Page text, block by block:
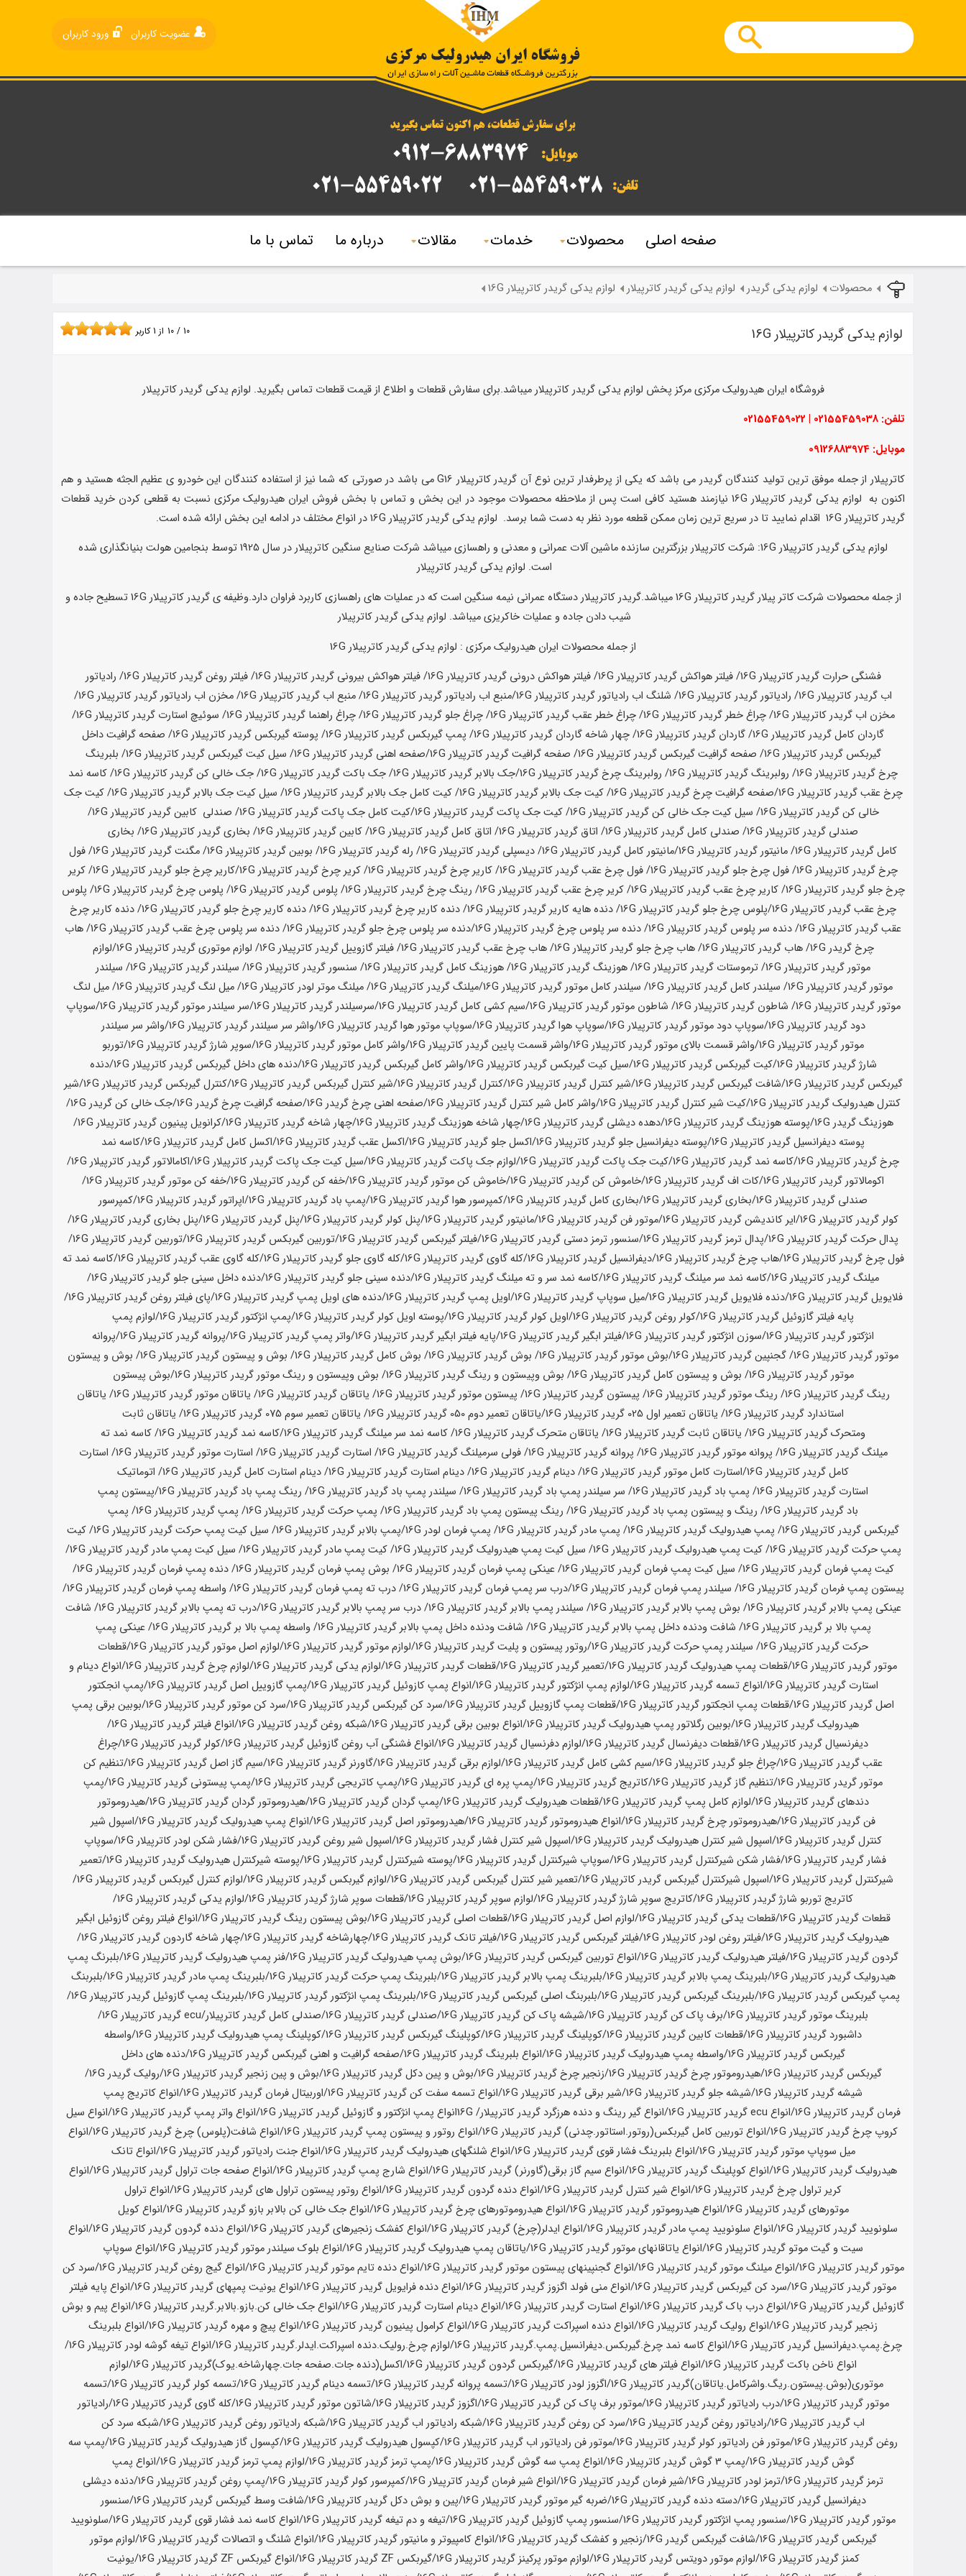
ورود کاربران عضویت کاربران
صفحه اصلی محصولات خدمات مقالات درباره ما تماس با ما
محصولات لوازم یدکی گریدر لوازم یدکی گریدر کاترپیلار لوازم یدکی گریدر کاترپیلار 16G
لوازم یدکی گریدر کاترپیلار 16G 10 / 10 از 1کاربر
فروشگاه ایران هیدرولیک مرکزی مرکز پخش لوازم یدکی گریدر کاترپیلار میباشد.برای سفارش قطعات و اطلاع از قیمت قطعات تماس بگیرید. لوازم یدکی گریدر کاترپیلار
تلفن: 02155459038 | 02155459022
موبایل: 09126883974
کاترپیلار از جمله موفق ترین تولید کنندگان گریدر می باشد که یکی از پرطرفدار ترین نوع آن گریدر کاترپیلار G16 می باشد در صورتی که شما نیز از استفاده کنندگان این خودرو ی عظیم الجثه هستید و هم
اکنون به لوازم یدکی گریدر کاترپیلار 16G نیازمند هستید کافی است پس از ملاحظه محصولات موجود در این بخش و تماس با بخش فروش ایران هیدرولیک مرکزی نسبت به قطعی کردن خرید قطعات
گریدر کاترپیلار 16G اقدام نمایید تا در سریع ترین زمان ممکن قطعه مورد نظر به دست شما برسد. لوازم یدکی گریدر کاترپیلار 16G در انواع مختلف در ادامه این بخش ارائه شده است.
لوازم یدکی گریدر کاترپیلار 16G: شرکت کاترپیلار بزرگترین سازنده ماشین آلات عمرانی و معدنی و راهسازی میباشد شرکت صنایع سنگین کاترپیلار در سال 1925 توسط بنجامین هولت بنیانگذاری شده
است. لوازم یدکی گریدر کاترپیلار
از جمله محصولات شرکت کاتر پیلار گریدر کاترپیلار 16G میباشد.گریدر کاترپیلار دستگاه عمرانی نیمه سنگین است که در عملیات های راهسازی کاربرد فراوان دارد.وظیفه ی گریدر کاترپیلار 16G تسطیح جاده و
شیب دادن جاده و عملیات خاکریزی میباشد. لوازم یدکی گریدر کاترپیلار
از جمله محصولات ایران هیدرولیک مرکزی : لوازم یدکی گریدر کاترپیلار 16G
فشنگی حرارت گریدر کاترپیلار 16G/ فیلتر هواکش گریدر کاترپیلار
/ فیلتر هواکش درونی گریدر کاترپیلار / فیلتر هواکش بیرونی گریدر کاترپیلار / فیلتر روغن گریدر کاترپیلار
/ رادیاتور
اب گریدر کاترپیلار16G / رادیاتور گریدر کاترپیلار16G / شلنگ اب رادیاتور گریدر کاترپیلار16G
/منبع اب رادیاتور گریدر کاترپیلار16G / منبع اب گریدر کاترپیلار16G / مخزن اب رادیاتور گریدر کاترپیلار16G
/
مخزن اب گریدر کاترپیلار
/ چراغ خطر گریدر کاترپیلار / چراغ خطر عقب گریدر کاترپیلار / چراغ جلو گریدر کاترپیلار / چراغ راهنما گریدر کاترپیلار / سوئیچ استارت گریدر کاترپیلار
/
گاردان کامل گریدر کاترپیلار16G / گاردان گریدر کاترپیلار16G / چهار شاخه گاردان گریدر کاترپیلار16G / پمپ گیربکس گریدر کاترپیلار16G / پوسته گیربکس گریدر کاترپیلار16G
/ صفحه گرافیت داخل
گیربکس گریدر کاترپیلار
/ صفحه گرافیت گیربکس گریدر کاترپیلار / صفحه گرافیت گریدر کاترپیلار /صفحه اهنی گریدر کاترپیلار / سیل کیت گیربکس گریدر کاترپیلار
/ بلبرینگ
چرخ گریدر کاترپیلار16G / رولبرینگ گریدر کاترپیلار16G / رولبرینگ چرخ گریدر کاترپیلار16G /جک بالابر گریدر کاترپیلار16G / جک باکت گریدر کاترپیلار16G / جک خالی کن گریدر کاترپیلار16G
/ کاسه نمد
چرخ عقب گریدر کاترپیلار
/صفحه گرافیت چرخ گریدر کاترپیلار / کیت جک بالابر گریدر کاترپیلار / کیت کامل جک بالابر گریدر کاترپیلار / سیل کیت جک بالابر گریدر کاترپیلار
/ کیت جک
خالی کن گریدر کاترپیلار
/ سیل کیت جک خالی کن گریدر کاترپیلار / کیت جک پاکت گریدر کاترپیلار /کیت کامل جک پاکت گریدر کاترپیلار / صندلی کابین گریدر کاترپیلار
/
صندلی گریدر کاترپیلار16G / صندلی کامل گریدر کاترپیلار16G / اتاق گریدر کاترپیلار16G / اتاق کامل گریدر کاترپیلار16G / کابین گریدر کاترپیلار16G / بخاری گریدر کاترپیلار16G
/ بخاری
کامل گریدر کاترپیلار16G / مانیتور گریدر کاترپیلار16G
/مانیتور کامل گریدر کاترپیلار16G / دیسپلی گریدر کاترپیلار16G / رله گریدر کاترپیلار16G / بوبین گریدر کاترپیلار16G / مگنت گریدر کاترپیلار16G
/ فول
چرخ گریدر کاترپیلار16G / فول چرخ جلو گریدر کاترپیلار16G / فول چرخ عقب گریدر کاترپیلار16G / کاریر چرخ گریدر کاترپیلار16G / کریر چرخ گریدر کاترپیلار16G
/کاریر چرخ جلو گریدر کاترپیلار16G
/ کریر
چرخ جلو گریدر کاترپیلار
/ کاریر چرخ عقب گریدر کاترپیلار / کریر چرخ عقب گریدر کاترپیلار / رینگ چرخ گریدر کاترپیلار / پلوس گریدر کاترپیلار / پلوس چرخ گریدر کاترپیلار
/ پلوس
چرخ عقب گریدر کاترپیلار16G
/پلوس چرخ جلو گریدر کاترپیلار16G / دنده هایه کاریر گریدر کاترپیلار16G / دنده کاریر چرخ گریدر کاترپیلار16G / دنده کاریر چرخ جلو گریدر کاترپیلار16G
/ دنده کاریر چرخ
عقب گریدر کاترپیلار16G / دنده سر پلوس گریدر کاترپیلار16G / دنده سر پلوس چرخ گریدر کاترپیلار16G
/دنده سر پلوس چرخ جلو گریدر کاترپیلار16G / دنده سر پلوس چرخ عقب گریدر کاترپیلار16G
/ هاب
چرخ گریدر
/ هاب گریدر کاترپیلار / هاب چرخ جلو گریدر کاترپیلار / هاب چرخ عقب گریدر کاترپیلار / فیلتر گازوییل گریدر کاترپیلار / لوازم موتوری گریدر کاترپیلار /لوازم
موتور گریدر کاترپیلار16G / ترموستات گریدر کاترپیلار16G / هوزینگ گریدر کاترپیلار16G / هوزینگ کامل گریدر کاترپیلار16G / سنسور گریدر کاترپیلار16G / سیلندر گریدر کاترپیلار16G
/ سیلندر
موتور گریدر کاترپیلار16G / سیلندر کامل گریدر کاترپیلار16G / سیلندر کامل موتور گریدر کاترپیلار16G
/میلنگ گریدر کاترپیلار16G / میلنگ موتر لودر کاترپیلار16G / میل لنگ گریدر کاترپیلار16G
/ میل لنگ
موتور گریدر کاترپیلار
/ شاطون گریدر کاترپیلار / شاطون موتور گریدر کاترپیلار /سیم کشی کامل گریدر کاترپیلار /سرسیلندر گریدر کاترپیلار /سر سیلندر موتور گریدر کاترپیلار /سوپاپ
دود گریدر کاترپیلار
/سوپاپ دود موتور گریدر کاترپیلار /سوپاپ هوا گریدر کاترپیلار /سوپاپ موتور هوا گریدر کاترپیلار /واشر سر سیلندر گریدر کاترپیلار
/واشر سر سیلندر
موتور گریدر کاترپیلار16G /واشر قسمت بالای موتور گریدر کاترپیلار16G /واشر قسمت پایین گریدر کاترپیلار16G
/واشر کامل موتور گریدر کاترپیلار16G /سوپر شارژ گریدر کاترپیلار16G
/توربو
شارژ گریدر کاترپیلار
/کیت گیربکس گریدر کاترپیلار /سیل کیت گیربکس گریدر کاترپیلار /واشر کامل گیربکس گریدر کاترپیلار /دنده های داخل گیربکس گریدر کاترپیلار
/دنده
گیربکس گریدر کاترپیلار
/شافت گیربکس گریدر کاترپیلار /شیر کنترل گریدر کاترپیلار /کنترل گریدر کاترپیلار /شیر کنترل گیربکس گریدر کاترپیلار /کنترل گیربکس گریدر کاترپیلار
/شیر
کنترل هیدرولیک گریدر کاترپیلار
/کیت شیر کنترل گریدر کاترپیلار /واشر کامل شیر کنترل گریدر کاترپیلار /صفحه اهنی چرخ گریدر /صفحه گرافیت چرخ گریدر /جک خالی کن گریدر
/
هوزینگ گریدر
/پوسته هوزینگ گریدر کاترپیلار /دهده دیشلی گریدر کاترپیلار /چهار شاخه هوزینگ گریدر کاترپیلار /چهار شاخه گریدر کاترپیلار /کرانویل پینیون گریدر کاترپیلار
/
پوسته دیفرانسیل گریدر کاترپیلار16G /پوسته دیفرانسیل جلو گریدر کاترپیلار16G /اکسل جلو گریدر کاترپیلار16G /اکسل عقب گریدر کاترپیلار16G /اکسل کامل گریدر کاترپیلار16G
/کاسه نمد
چرخ گریدر کاترپیلار16G /کاسه نمد گریدر کاترپیلار16G /کیت جک پاکت گریدر کاترپیلار16G
/لوازم جک پاکت گریدر کاترپیلار16G /سیل کیت جک پاکت گریدر کاترپیلار16G /اکامالاتور گریدر کاترپیلار16G
/
اکومالاتور گریدر کاترپیلار16G /کات اف گریدر کاترپیلار16G /خاموش کن گریدر کاترپیلار16G /خاموش کن موتور گریدر کاترپیلار16G /خفه کن گریدر کاترپیلار16G /خفه کن موتور گریدر کاترپیلار16G
/
صندلی گریدر کاترپیلار16G
/بخاری گریدر کاترپیلار16G /بخاری کامل گریدر کاترپیلار16G /کمپرسور هوا گریدر کاترپیلار16G /پمپ باد گریدر کاترپیلار16G /اپراتور گریدر کاترپیلار16G
/کمپرسور
کولر گریدر کاترپیلار16G /ایر کاندیشن گریدر کاترپیلار16G /موتور فن گریدر کاترپیلار16G /مانیتور گریدر کاترپیلار16G /پنل کولر گریدر کاترپیلار16G /پنل گریدر کاترپیلار16G /پنل بخاری گریدر کاترپیلار16G
/
پدال حرکت گریدر کاترپیلار
/پدال ترمز گریدر کاترپیلار /سنسور ترمز دستی گریدر کاترپیلار /فیلتر گیربکس گریدر کاترپیلار /توربین گیربکس گریدر کاترپیلار /توربین گریدر کاترپیلار
/
فول چرخ گریدر کاترپیلار
/هاب چرخ گریدر کاترپیلار /دیفرانسیل گریدر کاترپیلار /کله گاوی گریدر کاترپیلار /کله گاوی جلو گریدر کاترپیلار /کله گاوی عقب گریدر کاترپیلار
/کاسه نمد ته
میلنگ گریدر کاترپیلار16G /کاسه نمد سر میلنگ گریدر کاترپیلار16G /کاسه نمد سر و ته میلنگ گریدر کاترپیلار16G /دنده سینی جلو گریدر کاترپیلار16G /دنده داخل سینی جلو گریدر کاترپیلار16G
/
فلایویل گریدر کاترپیلار
/دنده فلایویل گریدر کاترپیلار /میل سوپاپ گریدر کاترپیلار /اویل پمپ گریدر کاترپیلار /دنده های اویل پمپ گریدر کاترپیلار /پای فیلتر روغن گریدر کاترپیلار
/
پایه فیلتر گازوئیل گریدر کاترپیلار16G /کولر روغن گریدر کاترپیلار16G /اویل کولر گریدر کاترپیلار16G
/پوسته اویل کولر گریدر کاترپیلار16G /پمپ انژکتور گریدر کاترپیلار16G
/لوازم پمپ
انژکتور گریدر کاترپیلار16G /سوزن انژکتور گریدر کاترپیلار16G /فیلتر ابگیر گریدر کاترپیلار16G /پایه فیلتر ابگیر گریدر کاترپیلار16G /واتر پمپ گریدر کاترپیلار16G /پروانه گریدر کاترپیلار16G
/پروانه
موتور گریدر کاترپیلار16G / گجنپین گریدر کاترپیلار16G
/بوش موتور گریدر کاترپیلار16G / بوش گریدر کاترپیلار16G / بوش کامل گریدر کاترپیلار16G / بوش و پیستون گریدر کاترپیلار16G
/ بوش و پیستون
موتور گریدر کاترپیلار
/ بوش و پیستون کامل گریدر کاترپیلار / بوش وپیستون و رینگ گریدر کاترپیلار / بوش وپیستون و رینگ موتور گریدر کاترپیلار /بوش پیستون
رینگ گریدر کاترپیلار
/ رینگ موتور گریدر کاترپیلار / پیستون گریدر کاترپیلار / پیستون موتور گریدر کاترپیلار / یاتاقان گریدر کاترپیلار / یاتاقان موتور گریدر کاترپیلار
/ یاتاقان
استاندارد گریدر کاترپیلار16G / یاتاقان تعمیر اول 025 گریدر کاترپیلار 16G
/یاتاقان تعمیر دوم 050 گریدر کاترپیلار 16G / یاتاقان تعمیر سوم 075 گریدر کاترپیلار 16G
/ یاتاقان ثابت
ومتحرک گریدر کاترپیلار16G / یاتاقان ثابت گریدر کاترپیلار16G / یاتاقان متحرک گریدر کاترپیلار16G / کاسه نمد سر میلنگ گریدر کاترپیلار16G
/کاسه نمد گریدر کاترپیلار16G
/ کاسه نمد ته
میلنگ گریدر کاترپیلار
/ پروانه موتور گریدر کاترپیلار / پروانه گریدر کاترپیلار / فولی سرمیلنگ گریدر کاترپیلار / استارت گریدر کاترپیلار / استارت موتور گریدر کاترپیلار
/ استارت
کامل گریدر کاترپیلار16G
/استارت کامل موتور گریدر کاترپیلار16G / دینام گریدر کاترپیلار16G / دینام استارت گریدر کاترپیلار16G / دینام استارت کامل گریدر کاترپیلار16G
/ اتوماتیک
استارت گریدر کاترپیلار16G / پمپ باد گریدر کاترپیلار16G / سر سیلندر پمپ باد گریدر کاترپیلار16G / سیلندر پمپ باد گریدر کاترپیلار16G / رینگ پمپ باد گریدر کاترپیلار16G
/پیستون پمپ
باد گریدر کاترپیلار16G / رینگ و پیستون پمپ باد گریدر کاترپیلار16G / رینگ پیستون پمپ باد گریدر کاترپیلار16G / پمپ حرکت گریدر کاترپیلار16G / پمپ گریدر کاترپیلار16G
/ پمپ
گیربکس گریدر کاترپیلار16G / پمپ هیدرولیک گریدر کاترپیلار16G / پمپ مادر گریدر کاترپیلار16G / پمپ فرمان لودر16G/ پمپ بالابر گریدر کاترپیلار16G / سیل کیت پمپ حرکت گریدر کاترپیلار16G
/ کیت
پمپ حرکت گریدر کاترپیلار
/ کیت پمپ هیدرولیک گریدر کاترپیلار / سیل کیت پمپ هیدرولیک گریدر کاترپیلار / کیت پمپ مادر گریدر کاترپیلار / سیل کیت پمپ مادر گریدر کاترپیلار
/
کیت پمپ فرمان گریدر کاترپیلار
/ سیل کیت پمپ فرمان گریدر کاترپیلار / عینکی پمپ فرمان گریدر کاترپیلار / بوش پمپ فرمان گریدر کاترپیلار / دنده پمپ فرمان گریدر کاترپیلار
/
پیستون پمپ فرمان گریدر کاترپیلار
/ سیلندر پمپ فرمان گریدر کاترپیلار /درب سر پمپ فرمان گریدر کاترپیلار / درب ته پمپ فرمان گریدر کاترپیلار / واسطه پمپ فرمان گریدر کاترپیلار
/
عینکی پمپ بالابر گریدر کاترپیلار
/ بوش پمپ بالابر گریدر کاترپیلار / سیلندر پمپ بالابر گریدر کاترپیلار / درب سر پمپ بالابر گریدر کاترپیلار /درب ته پمپ بالابر گریدر کاترپیلار
/ شافت
پمپ بالا بر گریدر کاترپیلار
/ شافت ودنده داخل پمپ بالابر گریدر کاترپیلار / شافت ودنده داخل پمپ بالابر گریدر کاترپیلار / واسطه پمپ بالا بر گریدر کاترپیلار
/ عینکی پمپ
حرکت گریدر کاترپیلار16G / سیلندر پمپ حرکت گریدر کاترپیلار16G /روتور پیستون و پلیت گریدر کاترپیلار16G /لوازم موتور گریدر کاترپیلار16G /لوازم اصل موتور گریدر کاترپیلار16G
/قطعات
موتور گریدر کاترپیلار16G /قطعات پمپ هیدرولیک گریدر کاترپیلار16G /تعمیر گریدر کاترپیلار16G /قطعات گریدر کاترپیلار16G /لوازم یدکی گریدر کاترپیلار16G /لوازم چرخ گریدر کاترپیلار16G
/انواع دینام و
استارت گریدر کاترپیلار
/انواع تسمه گریدر کاترپیلار /لوازم پمپ انژکتور گریدر کاترپیلار /انواع پمپ کازوئیل گریدر کاترپیلار /پمپ گازوییل اصل گریدر کاترپیلار
/پمپ انجکتور
اصل گریدر کاترپیلار16G /قطعات پمپ انجکتور گریدر کاترپیلار16G /قطعات پمپ گازوییل گریدر کاترپیلار16G /سرد کن گیربکس گریدر کاترپیلار16G /سرد کن موتور گریدر کاترپیلار16G
/بوبین برقی پمپ
هیدرولیک گریدر کاترپیلار16G /بوبین رگلاتور پمپ هیدرولیک گریدر کاترپیلار16G /انواع بوبین برقی گریدر کاترپیلار16G /شبکه روغن گریدر کاترپیلار16G /انواع فیلتر گریدر کاترپیلار16G
/
دیفرنسیال گریدر کاترپیلار16G /قطعات دیفرنسال گریدر کاترپیلار16G /لوازم دفرنسیال گریدر کاترپیلار16G /انواع فشنگی آب روغن گازوئیل گریدر کاترپیلار16G /کولر گریدر کاترپیلار16G
/چراغ
عقب گریدر کاترپیلار16G /چراغ جلو گریدر کاترپیلار16G /سیم کشی کامل گریدر کاترپیلار16G /لوازم برقی گریدر کاترپیلار16G /گاورنر گریدر کاترپیلار16G /سیم گاز اصل گریدر کاترپیلار16G
/تنظیم کن
موتور گریدر کاترپیلار16G /تنظیم گاز گریدر کاترپیلار16G /کاتریج گریدر کاترپیلار16G /پمپ پره ای گریدر کاترپیلار16G /پمپ کاتریجی گریدر کاترپیلار16G /پمپ پیستونی گریدر کاترپیلار16G
/پمپ
دندهای گریدر کاترپیلار
/لوازم کامل پمپ گریدر کاترپیلار /قطعات هیدرولیک گریدر کاترپیلار /پمپ گردان گریدر کاترپیلار /هیدروموتور گردان گریدر کاترپیلار
/هیدروموتور
فن گریدر کاترپیلار16G /هیدروموتور چرخ گریدر کاترپیلار16G /انواع هیدروموتور گریدر کاترپیلار16G /هیدروموتور اصل گریدر کاترپیلار16G /انواع پمپ هیدرولیک گریدر کاترپیلار16G
/اسپول شیر
کنترل گریدر کاترپیلار16G /اسپول شیر کنترل هیدرولیک گریدر کاترپیلار16G /اسپول شیر کنترل فشار گریدر کاترپیلار16G /اسپول شیر روغن گریدر کاترپیلار16G /فشار شکن لودر کاترپیلار16G
/سوپاپ
فشار گریدر کاترپیلار16G /فشار شکن شیرکنترل گریدر کاترپیلار16G /سوپاپ شیرکنترل گریدر کاترپیلار16G /پوسته شیرکنترل گریدر کاترپیلار16G /پوسته شیرکنترل هیدرولیک گریدر کاترپیلار16G
/تعمیر
شیرکنترل گریدر کاترپیلار16G /اسپول شیرکنترل گیربکس گریدر کاترپیلار16G /تعمیر شیر کنترل گیربکس گریدر کاترپیلار16G /لوازم گیربکس گریدر کاترپیلار16G /لوازم کنترل گیربکس گریدر کاترپیلار16G
/
کاتریج توربو شارژ گریدر کاترپیلار16G /کاتریج سوپر شارژ گریدر کاترپیلار16G /لوازم سوپر گریدر کاترپیلار16G /قطعات سوپر شارژ گریدر کاترپیلار16G /لوازم یدکی گریدر کاترپیلار16G
/
قطعات گریدر کاترپیلار
/قطعات یدکی گریدر کاترپیلار /لوازم اصل گریدر کاترپیلار /قطعات اصلی گریدر کاترپیلار /بوش پیستون رینگ گریدر کاترپیلار
/انواع فیلتر روغن گازوئیل ابگیر
هیدرولیک گریدر کاترپیلار16G /فیلتر روغن لودر کاترپیلار16G /فیلتر گیربکس گریدر کاترپیلار16G /فیلتر تانک گریدر کاترپیلار16G /چهارشاخه گریدر کاترپیلار16G /چهار شاخه گاردون گریدر کاترپیلار16G
/
گردون گریدر کاترپیلار16G /فیلتر هیدرولیک گریدر کاترپیلار16G /انواع توربین گیربکس گریدر کاترپیلار16G /بوش پمپ هیدرولیک گریدر کاترپیلار16G /فنر پمپ هیدرولیک گریدر کاترپیلار16G
/بلبرنگ پمپ
هیدرولیک گریدر کاترپیلار
/بلبرینگ پمپ بالابر گریدر کاترپیلار /بلبرینگ پمپ بالابر گریدر کاترپیلار /بلبرینگ پمپ حرکت گریدر کاترپیلار /بلبرینگ پمپ مادر گریدر کاترپیلار
/بلبربنگ
پمپ گیربکس گریدر کاترپیلار
/بلبرینگ گیربکس گریدر کاترپیلار /بلبربنگ اصلی گیربکس گریدر کاترپیلار /بلبرینگ پمپ انژکتور گریدر کاترپیلار /بلبرینگ پمپ گازوئیل گریدر کاترپیلار
/
بلبرینگ موتور گریدر کاترپیلار16G /برف پاک کن گریدر کاترپیلار16G /شیشه پاک کن گریدر کاترپیلار16G /صندلی گریدر کاترپیلار16G /صندلی کامل گریدر کاترپیلار/ecu گریدر کاترپیلار 16G
/
داشبورد گریدر کاترپیلار16G /قطعات کابین گریدر کاترپیلار16G /کوپلینگ گریدر کاترپیلار16G /کوپلینگ گیربکس گریدر کاترپیلار16G /کوپلینگ پمپ هیدرولیک گریدر کاترپیلار16G
/واسطه
گیربکس گریدر کاترپیلار
/واسطه پمپ هیدرولیک گریدر کاترپیلار /انواع بلبرینگ گریدر کاترپیلار /صفحه گرافیت و اهنی گیربکس گریدر کاترپیلار
/دنده های داخل
گیربکس گریدر کاترپیلار
/هیدروموتور چرخ گریدر کاترپیلار /زنجیر چرخ گریدر کاترپیلار /بوش و پین دکل گریدر کاترپیلار /بوش و پین زنجیر گریدر کاترپیلار /رولیک گریدر
/
شیشه گریدر کاترپیلار16G /شیشه جلو گریدر کاترپیلار16G /شیر برقی گریدر کاترپیلار16G /انواع تسمه سفت کن گریدر کاترپیلار16G /اوربیتال فرمان گریدر کاترپیلار16G
/انواع کاتریج پمپ
فرمان گریدر کاترپیلار
/انواع ecu گریدر کاترپیلار /انواع گیر رینگ و دنده هرزگرد گریدر کاترپیلار/ انواع پمپ انژکتور و گازوئیل گریدر کاترپیلار /انواع واتر پمپ گریدر کاترپیلار
/انواع سیل
کروپ چرخ گریدر کاترپیلار16G /انواع توربین کامل گیربکس(روتور.استاتور.چدنی) گریدر کاترپیلار16G /انواع روتور و پیستون پمپ گریدر کاترپیلار16G /انواع شافت(پلوس) چرخ گریدر کاترپیلار16G
/انواع
میل سوپاپ موتور گریدر کاترپیلار
/انواع بلبرینگ فشار قوی گریدر کاترپیلار /انواع شلنگهای هیدرولیک گریدر کاترپیلار /انواع جنت رادیاتور گریدر کاترپیلار
/انواع تانک
هیدرولیک گریدر کاترپیلار16G /انواع کوپلینگ گریدر کاترپیلار16G /انواع سیم گاز برقی(گاورنر) گریدر کاترپیلار16G /انواع شارج پمپ گریدر کاترپیلار16G /انواع صفحه جات تراول گریدر کاترپیلار16G
/انواع
کریر تراول چرخ گریدر کاترپیلار16G /انواع شیر کنترل گریدر کاترپیلار16G /انواع دنده گردون گریدر کاترپیلار16G /انواع روتور پیستون تراول های گریدر کاترپیلار16G
/انواع تراول
موتورهای گریدر کاترپیلار
/انواع هیدروموتور گریدر کاترپیلار /انواع هیدروموتورهای چرخ گریدر کاترپیلار /انواع جک خالی کن بالابر بازو گریدر کاترپیلار
/انواع کویل
سلونویید گریدر کاترپیلار16G /انواع سلونویید پمپ مادر گریدر کاترپیلار16G /انواع ایدلر(چرخ) گریدر کاترپیلار16G /انواع کفشک زنجیرهای گریدر کاترپیلار16G /انواع دنده گردون گریدر کاترپیلار16G
/انواع
سیت و گیت موتو گریدر کاترپیلار16G /انواع یاتاقانهای موتور گریدر کاترپیلار16G /یاتاقان پمپ هیدرولیک گریدر کاترپیلار16G /انواع بلوک سیلندر موتور گریدر کاترپیلار16G
/انواع سوپاپ
موتور گریدر کاترپیلار
/انواع میلنگ موتور گریدر کاترپیلار /انواع گجنپینهای پیستون موتور گریدر کاترپیلار /انواع دنده تایم موتور گریدر کاترپیلار /انواع گیج روغن گریدر کاترپیلار
/سرد کن
موتور گریدر کاترپیلار16G /سرد کن گیربکس گریدر کاترپیلار16G /انواع منی فولد اگزوز گریدر کاترپیلار16G /انواع دنده فرایویل گریدر کاترپیلار16G /انواع یونیت پمپهای گریدر کاترپیلار16G
/انواع پایه فیلتر
گازوئیل گریدر کاترپیلار16G /انواع درب باک گریدر کاترپیلار16G /انواع استارت گریدر کاترپیلار16G /انواع دینام استارت گریدر کاترپیلار16G /انواع جک خالی کن.بازو.بالابر.گریدر کاترپیلار16G
/انواع پیم و بوش
زنجیر گریدر کاترپیلار16G /انواع رولیک گریدر کاترپیلار16G /انواع دنده اسپراکت گریدر کاترپیلار16G /انواع کرامول پینیون گریدر کاترپیلار16G /انواع پیچ و مهره گریدر کاترپیلار16G
/انواع بلبرینگ
چرخ.پمپ.دیفرانسیل گریدر کاترپیلار
/انواع کاسه نمد چرخ.گیربکس.دیفرانسیل.پمپ.گریدر کاترپیلار /لوازم چرخ.رولیک.دنده اسپراکت.ایدلر.گریدر کاترپیلار /انواع تیغه گوشه لودر کاترپیلار
/
انواع ناخن باکت گریدر کاترپیلار16G /انواع فیلتر های گریدر کاترپیلار16G /گیربکس گردون گریدر کاترپیلار16G /اکسل(دنده جات.صفحه جات.چهارشاخه.یوک)گریدر کاترپیلار16G
/لوازم
موتوری(بوش.پیستون.ریگ.واشرکامل.یاتاقان)گریدر کاترپیلار
/اگزوز لودر کاترپیلار /تسمه پروانه گریدر کاترپیلار /تسمه دینام گریدر کاترپیلار /تسمه کولر گریدر کاترپیلار
/تسمه
موتور گریدر کاترپیلار
/درب رادیاتور گریدر کاترپیلار /موتور برف پاک کن گریدر کاترپیلار /اگزوز گریدر کاترپیلار /شاتون موتور گریدر کاترپیلار /کله گاوی گریدر کاترپیلار
/رادیاتور
اب گریدر کاترپیلار16G /رادیاتور روغن گریدر کاترپیلار16G /سرد کن روغن گریدر کاترپیلار16G /شبکه رادیاتور اب گریدر کاترپیلار16G /شبکه رادیاتور روغن گریدر کاترپیلار16G
/شبکه سرد کن
روغن گریدر کاترپیلار16G /موتور فن رادیاتور کولر گریدر کاترپیلار16G /موتور فن رادیاتور اب گریدر کاترپیلار16G /کپسول هیدرولیک گریدر کاترپیلار16G /کپسول گاز هیدرولیک گریدر کاترپیلار16G
/پمپ سه
گوش گریدر کاترپیلار
/پمپ 3 گوش گریدر کاترپیلار /انواع پمپ سه گوش گریدر کاترپیلار /پمپ ترمز گریدر کاترپیلار /لوازم پمپ ترمز گریدر کاترپیلار
/انواع پمپ
ترمز گریدر کاترپیلار16G /ترمز لودر کاترپیلار16G /شیر فرمان گریدر کاترپیلار16G /انواع شیر فرمان گریدر کاترپیلار16G /کمپرسور کولر گریدر کاترپیلار16G /پمپ روغن گریدر کاترپیلار16G
/دنده دیشلی
دیفرانسیل گریدر کاترپیلار
/دسته دنده گریدر کاترپیلار /ضربه گیر موتور گریدر کاترپیلار /پین و بوش دکل گریدر کاترپیلار /شافت وسط گیربکس گریدر کاترپیلار
/سنسور
موتور گریدر کاترپیلار16G /سنسور پمپ انژکتور گریدر کاترپیلار16G /سنسور پمپ گازوئیل گریدر کاترپیلار16G /تیغه و دم تیغه گریدر کاترپیلار16G /انواع کاسه نمد فشار قوی گریدر کاترپیلار16G
/سلونویید
گیربکس گریدر کاترپیلار
/شافت گیربکس گریدر /زنجیر و کفشک گریدر کاترپیلار /انواع کامپیوتر و مانیتور گریدر کاترپیلار /انواع شلنگ و اتصالات گریدر کاترپیلار
/لوازم موتور
کمنز گریدر کاترپیلار
/لوازم موتور دویتس گریدر کاترپیلار /لوازم موتور پرکینز گریدر کاترپیلار /گیربکس ZF گریدر کاترپیلار /انواع گیربکس ZF گریدر کاترپیلار
/یونیت